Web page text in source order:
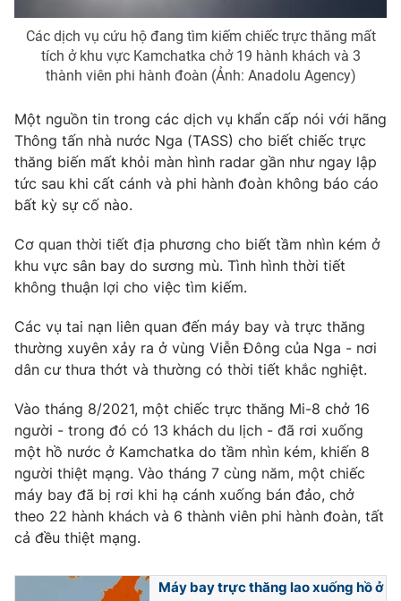
Thị trường 24h Tấm lòng Việt
Vươn mình bằng AI
VTV9 VTV8
Liên hệ tòa soạn English
THỜI BÁO VTV
Theo dõi báo trên
Cơ quan chủ quản: Đài Truyền hình Việt Nam
Cơ quan báo chí: Thời báo VTV
Giấy phép hoạt động báo in và báo điện tử số 483/GP-BTTTT
cấp ngày 29/12/2023
Tổng Biên tập:Vũ Thanh Thủy
Phó Tổng Biên tập:Nguyễn Thị Mỹ Hạnh, Phạm Quốc Thắng,
024.38 355 931 - 024.38 355 932
Các dịch vụ cứu hộ đang tìm kiếm chiếc trực thăng mất
tích ở khu vực Kamchatka chở 19 hành khách và 3
thành viên phi hành đoàn (Ảnh: Anadolu Agency)
Một nguồn tin trong các dịch vụ khẩn cấp nói với hãng
Thông tấn nhà nước Nga (TASS) cho biết chiếc trực
thăng biến mất khỏi màn hình radar gần như ngay lập
tức sau khi cất cánh và phi hành đoàn không báo cáo
bất kỳ sự cố nào.
Cơ quan thời tiết địa phương cho biết tầm nhìn kém ở
khu vực sân bay do sương mù. Tình hình thời tiết
không thuận lợi cho việc tìm kiếm.
Các vụ tai nạn liên quan đến máy bay và trực thăng
thường xuyên xảy ra ở vùng Viễn Đông của Nga - nơi
dân cư thưa thớt và thường có thời tiết khắc nghiệt.
Vào tháng 8/2021, một chiếc trực thăng Mi-8 chở 16
người - trong đó có 13 khách du lịch - đã rơi xuống
một hồ nước ở Kamchatka do tầm nhìn kém, khiến 8
người thiệt mạng. Vào tháng 7 cùng năm, một chiếc
máy bay đã bị rơi khi hạ cánh xuống bán đảo, chở
theo 22 hành khách và 6 thành viên phi hành đoàn, tất
cả đều thiệt mạng.
Máy bay trực thăng lao xuống hồ ở